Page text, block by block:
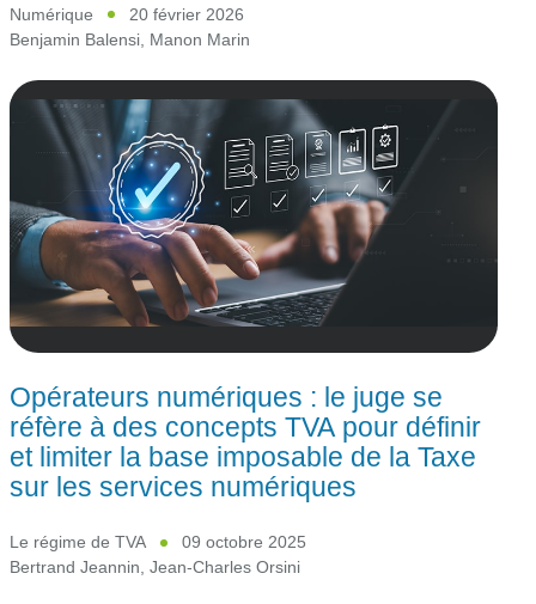
Numérique
20 février 2026
Benjamin Balensi, Manon Marin
Opérateurs numériques : le juge se
réfère à des concepts TVA pour définir
et limiter la base imposable de la Taxe
sur les services numériques
Le régime de TVA
09 octobre 2025
Bertrand Jeannin, Jean-Charles Orsini